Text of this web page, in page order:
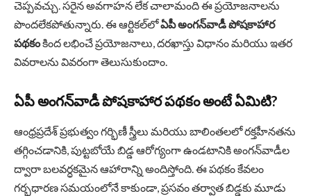
చెప్పవచ్చు. సరైన అవగాహన లేక చాలామంది ఈ ప్రయోజనాలను
పొందలేకపోతున్నారు. ఈ ఆర్టికల్‌లోఏపీ అంగన్‌వాడీ పోషకాహార
పథకంకింద లభించే ప్రయోజనాలు, దరఖాస్తు విధానం మరియు ఇతర
వివరాలను వివరంగా తెలుసుకుందాం.
ఏపీ అంగన్‌వాడీ పోషకాహార పథకం అంటే ఏమిటి?
ఆంధ్రప్రదేశ్ ప్రభుత్వం గర్భిణీ స్త్రీలు మరియు బాలింతలలో రక్తహీనతను
తగ్గించడానికి, పుట్టబోయే బిడ్డ ఆరోగ్యంగా ఉండటానికి అంగన్‌వాడీల
ద్వారా బలవర్ధకమైన ఆహారాన్ని అందిస్తోంది. ఈ పథకం కేవలం
గర్భధారణ సమయంలోనే కాకుండా, ప్రసవం తర్వాత బిడ్డకు మూడు